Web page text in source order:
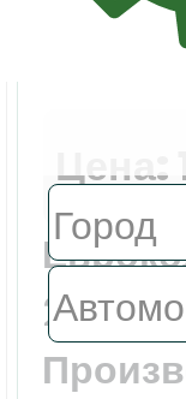
Цена: